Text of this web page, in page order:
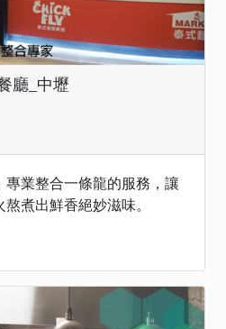
廳_中壢
專業整合一條龍的服務，讓
煮出鮮香絕妙滋味。